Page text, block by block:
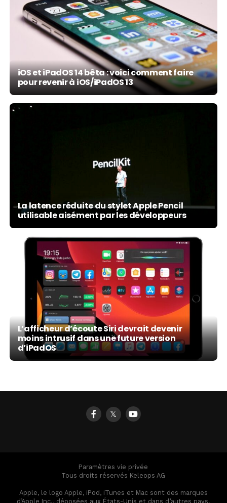
iOS et iPadOS 14 bêta : voici comment faire
pour revenir à iOS/iPadOS 13
La latence réduite du stylet Apple Pencil
utilisable aisément par les développeurs
L’afficheur d’écoute Siri devrait devenir
moins intrusif dans une future version
d’iPadOS
𝕏
Paramètres vie privée
Tous droits réservés Keleops AG
Apple, le logo Apple, iPod, iTunes et Mac sont des marques
d’Apple Inc., déposées aux États-Unis et dans d’autres pays.